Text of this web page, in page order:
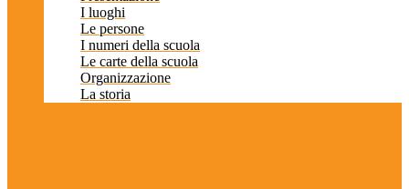
I luoghi
Le persone
I numeri della scuola
Le carte della scuola
Organizzazione
La storia